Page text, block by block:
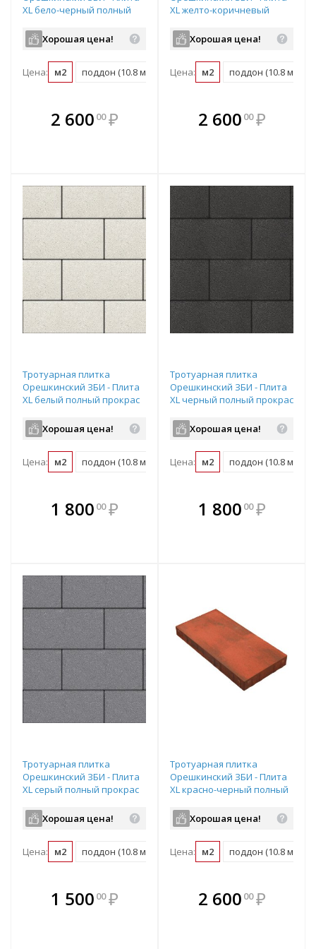
XL бело-черный полный
Хорошая цена!
Цена: м2 поддон (10.8 м2)
2 600 00 ₽
В комплекте
всегда выгоднее!
XL желто-коричневый
300х200х80 мм
Хорошая цена!
Цена: м2 поддон (10.8 м2)
В комплекте
всегда выгоднее!
2 600 00 ₽
Тротуарная плитка
Орешкинский ЗБИ - Плита
XL белый полный прокрас
Хорошая цена!
Цена: м2 поддон (10.8 м2)
1 800 00 ₽
В комплекте
всегда выгоднее!
Тротуарная плитка
Орешкинский ЗБИ - Плита
XL черный полный прокрас
Хорошая цена!
Цена: м2 поддон (10.8 м2)
В комплекте
всегда выгоднее!
1 800 00 ₽
Тротуарная плитка
Орешкинский ЗБИ - Плита
XL серый полный прокрас
Хорошая цена!
Цена: м2 поддон (10.8 м2)
1 500 00 ₽
В комплекте
всегда выгоднее!
Тротуарная плитка
Орешкинский ЗБИ - Плита
XL красно-черный полный
Хорошая цена!
Цена: м2 поддон (10.8 м2)
В комплекте
всегда выгоднее!
2 600 00 ₽